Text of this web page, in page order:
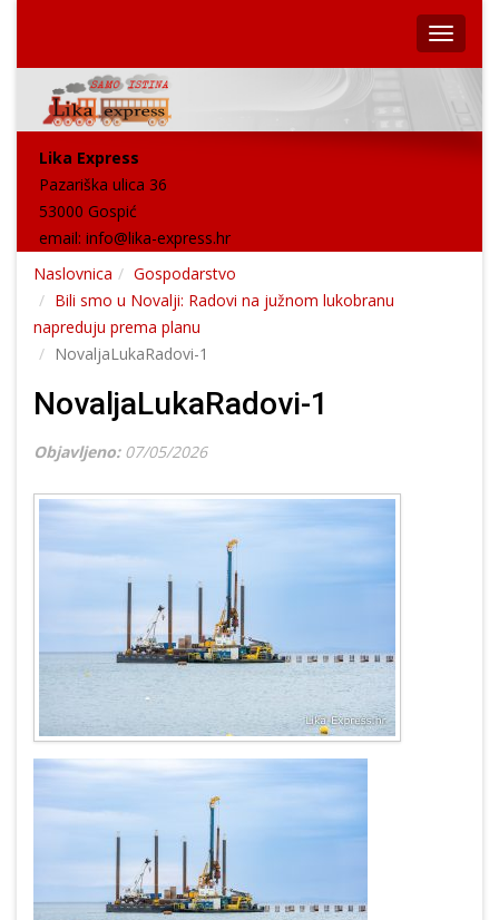
Lika Express
Pazariška ulica 36
53000 Gospić
email: info@lika-express.hr
Naslovnica
Gospodarstvo
Bili smo u Novalji: Radovi na južnom lukobranu
napreduju prema planu
NovaljaLukaRadovi-1
NovaljaLukaRadovi-1
Objavljeno: 07/05/2026